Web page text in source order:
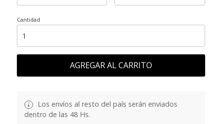
Cantidad
AGREGAR AL CARRITO
Los envíos al resto del país serán enviados
dentro de las 48 Hs.